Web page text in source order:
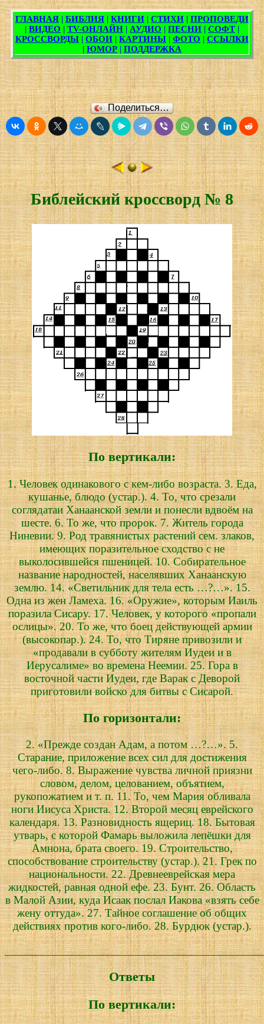
Поделиться…
Библейский кроссворд № 8
По вертикали:
1. Человек одинакового с кем-либо возраста. 3. Еда,
кушанье, блюдо (устар.). 4. То, что срезали
соглядатаи Ханаанской земли и понесли вдвоём на
шесте. 6. То же, что пророк. 7. Житель города
Ниневии. 9. Род травянистых растений сем. злаков,
имеющих поразительное сходство с не
выколосившейся пшеницей. 10. Собирательное
название народностей, населявших Ханаанскую
землю. 14. «Светильник для тела есть …?…». 15.
Одна из жен Ламеха. 16. «Оружие», которым Иаиль
поразила Сисару. 17. Человек, у которого «пропали
ослицы». 20. То же, что боец действующей армии
(высокопар.). 24. То, что Тиряне привозили и
«продавали в субботу жителям Иудеи и в
Иерусалиме» во времена Неемии. 25. Гора в
восточной части Иудеи, где Варак с Деворой
приготовили войско для битвы с Сисарой.
По горизонтали:
2. «Прежде создан Адам, а потом …?…». 5.
Старание, приложение всех сил для достижения
чего-либо. 8. Выражение чувства личной приязни
словом, делом, целованием, объятием,
рукопожатием и т. п. 11. То, чем Мария обливала
ноги Иисуса Христа. 12. Второй месяц еврейского
календаря. 13. Разновидность ящериц. 18. Бытовая
утварь, с которой Фамарь выложила лепёшки для
Амнона, брата своего. 19. Строительство,
способствование строительству (устар.). 21. Грек по
национальности. 22. Древнееврейская мера
жидкостей, равная одной ефе. 23. Бунт. 26. Область
в Малой Азии, куда Исаак послал Иакова «взять себе
жену оттуда». 27. Тайное соглашение об общих
действиях против кого-либо. 28. Бурдюк (устар.).
Ответы
По вертикали: